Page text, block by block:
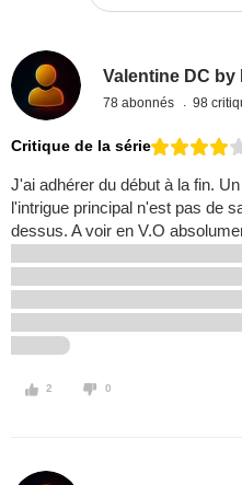
Valentine DC by
78 abonnés 98
Critique de la série
J'ai adhérer du début à la fin.
l'intrigue principal n'est pas de
dessus. A voir en V.O
2 0